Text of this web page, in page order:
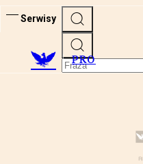
Serwisy
PRO